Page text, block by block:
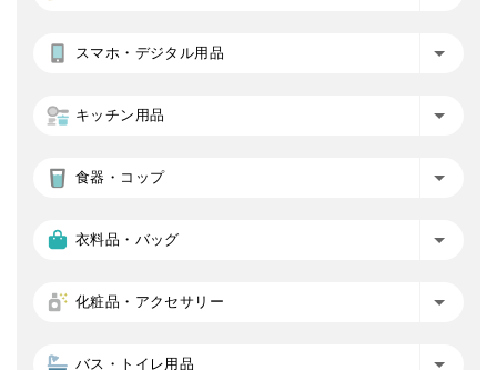
スマホ・デジタル用品
キッチン用品
食器・コップ
衣料品・バッグ
化粧品・アクセサリー
バス・トイレ用品